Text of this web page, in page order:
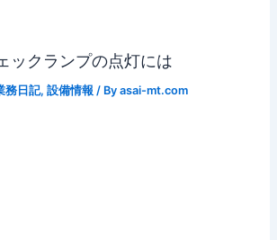
ックランプの点灯には
務日記,設備情報 / Byasai-mt.com